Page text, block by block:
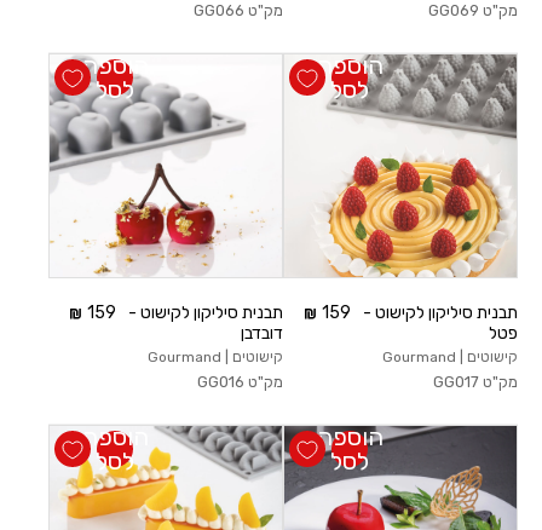
מק"ט GG069 מק"ט GG066
תבנית סיליקון לקישוט -
פטל
קישוטים | Gourmand
מק"ט GG017
159
הוספה
לסל
תבנית סיליקון לקישוט -
דובדבן
קישוטים | Gourmand
מק"ט GG016
159
הוספה
לסל
הוספה
לסל
הוספה
לסל